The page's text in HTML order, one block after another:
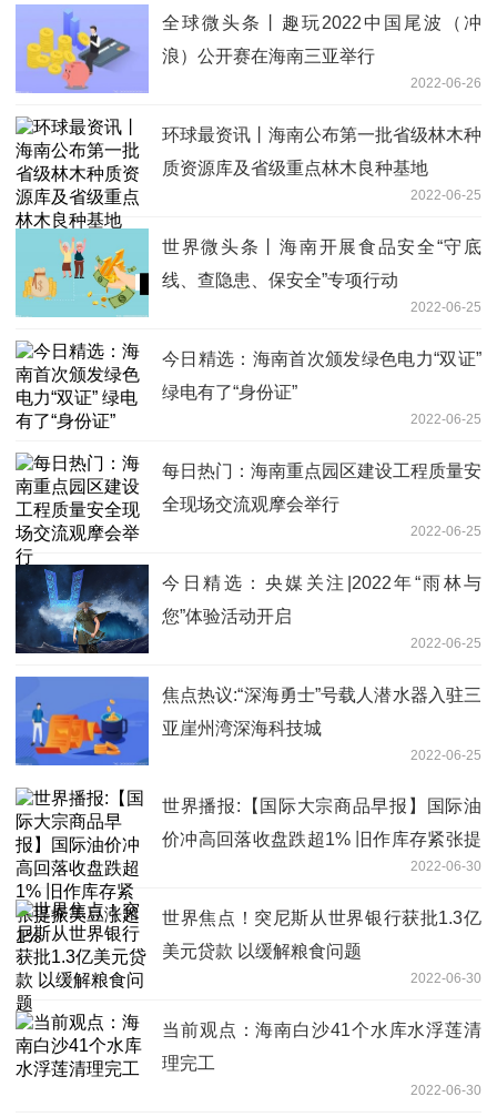
全球微头条丨趣玩2022中国尾波（冲
浪）公开赛在海南三亚举行
2022-06-26
环球最资讯丨海南公布第一批省级林木种
质资源库及省级重点林木良种基地
2022-06-25
世界微头条丨海南开展食品安全“守底
线、查隐患、保安全”专项行动
2022-06-25
今日精选：海南首次颁发绿色电力“双证”
绿电有了“身份证”
2022-06-25
每日热门：海南重点园区建设工程质量安
全现场交流观摩会举行
2022-06-25
今日精选：央媒关注|2022年“雨林与
您”体验活动开启
2022-06-25
焦点热议:“深海勇士”号载人潜水器入驻三
亚崖州湾深海科技城
2022-06-25
世界播报:【国际大宗商品早报】国际油
价冲高回落收盘跌超1% 旧作库存紧张提
2022-06-30
世界焦点！突尼斯从世界银行获批1.3亿
美元贷款 以缓解粮食问题
2022-06-30
当前观点：海南白沙41个水库水浮莲清
理完工
2022-06-30